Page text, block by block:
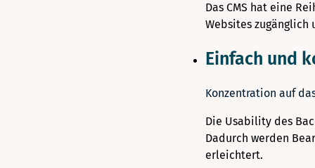
Das CMS hat eine
Websites
Einfach und
Konzentration auf
Die Usability des
Dadurch werden
erleichtert.